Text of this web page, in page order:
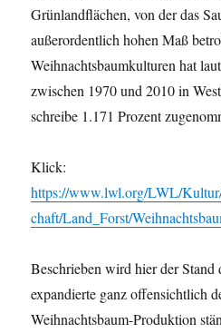
Grünlandflächen, von der das
außerordentlich hohen Maß
Weihnachtsbaumkulturen hat
zwischen 1970 und 2010 in
schreibe 1.171 Prozent
Klick:
https://www.lwl.org/LWL/
chaft/Land_Forst/
Beschrieben wird hier der Stand
expandierte ganz offensichtlich
Weihnachtsbaum-Produktion